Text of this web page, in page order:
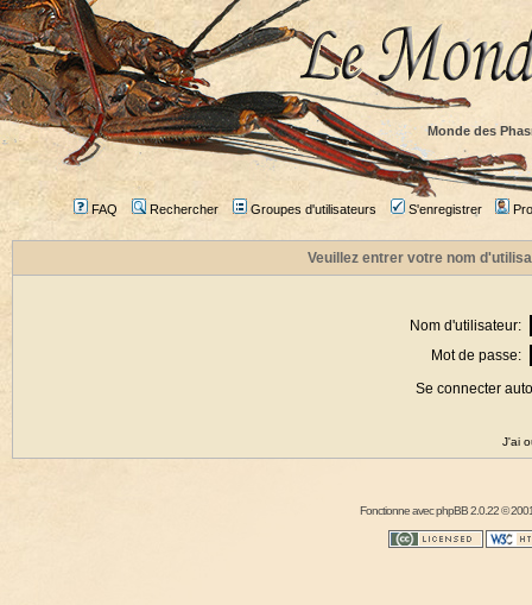
Monde des
FAQ Rechercher Groupes d'utilisateurs S'enregistrer
Veuillez entrer votre nom
Nom d'utilisateur:
Mot de passe:
Se connecter
J'ai
Fonctionne avecphpBB2.0.22 ©